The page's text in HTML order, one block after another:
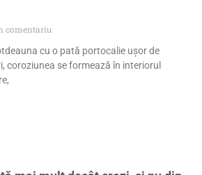
comentariu
cu o pată portocalie ușor de
coroziunea se formează în interiorul